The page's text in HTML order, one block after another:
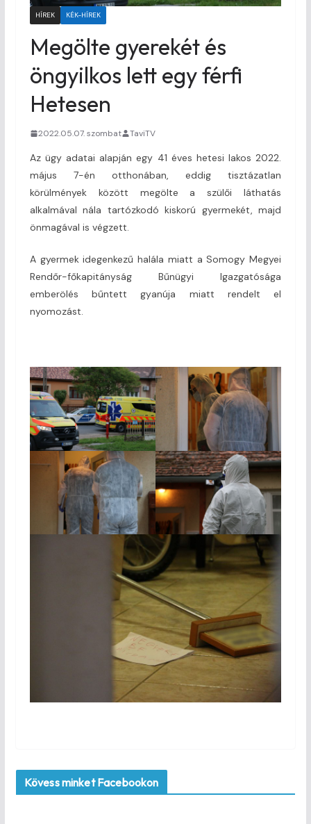
HÍREK KÉK-HÍREK
Megölte gyerekét és
öngyilkos lett egy férfi
Hetesen
2022.05.07. szombat TaviTV
Az ügy adatai alapján egy 41 éves hetesi lakos 2022.
május 7-én otthonában, eddig tisztázatlan
körülmények között megölte a szülői láthatás
alkalmával nála tartózkodó kiskorú gyermekét, majd
önmagával is végzett.
A gyermek idegenkezű halála miatt a Somogy Megyei
Rendőr-főkapitányság Bűnügyi Igazgatósága
emberölés bűntett gyanúja miatt rendelt el
nyomozást.
Kövess minket Facebookon